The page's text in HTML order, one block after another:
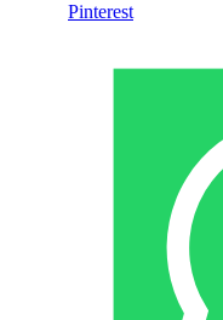
Pinterest